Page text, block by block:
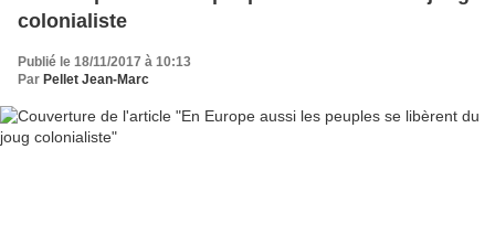
colonialiste
Publié le 18/11/2017 à 10:13
Par Pellet Jean-Marc